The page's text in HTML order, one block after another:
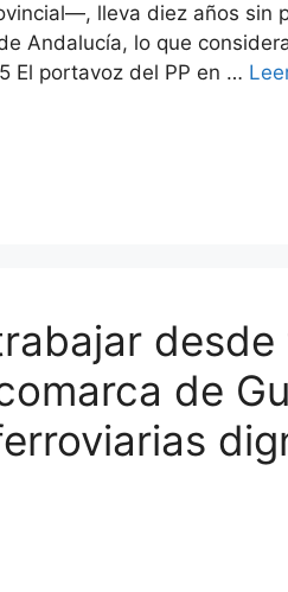
lleva diez años sin
Andalucía, lo que
El portavoz del PP en …
de